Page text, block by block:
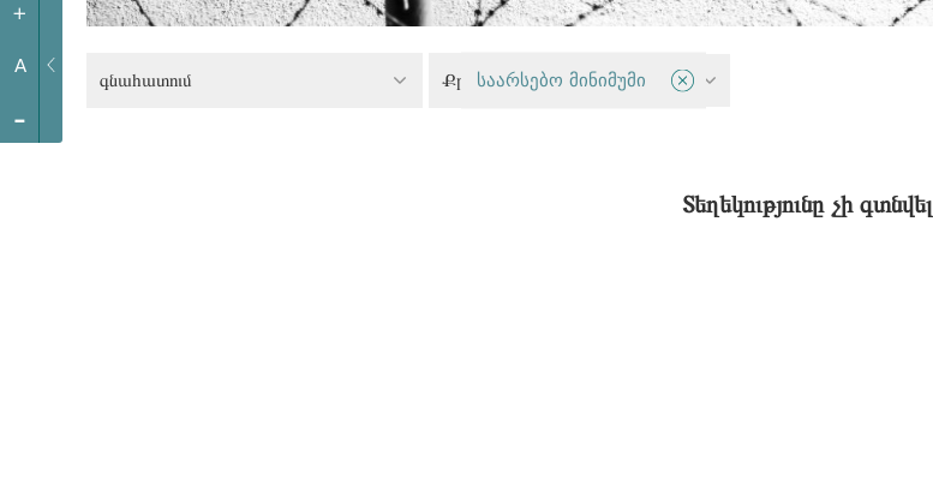
+
A
-
գնահատում Քրեական արդարադատություն
საარსებო მინიმუმი
Տեղեկությունը չի գտնվել